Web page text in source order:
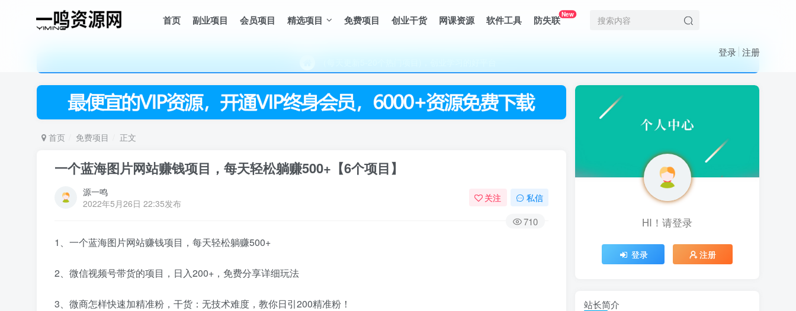
首页 副业项目 会员项目 精选项目 免费项目 创业干货 网课资源 软件工具 防失联New
登录 注册
（每天更新5-20个热门项目)，创业学习的好平台
欢迎访问一鸣资源网，本站汇集数千网创课程和项目
首页 免费项目 正文
一个蓝海图片网站赚钱项目，每天轻松躺赚500+【6个项目】
源一鸣
2022年5月26日 22:35发布
关注 私信
710
1、一个蓝海图片网站赚钱项目，每天轻松躺赚500+
2、微信视频号带货的项目，日入200+，免费分享详细玩法
3、微商怎样快速加精准粉，干货：无技术难度，教你日引200精准粉！
HI！请登录
登录 注册
精选项目
HI！请登录
登录 注册
站长简介